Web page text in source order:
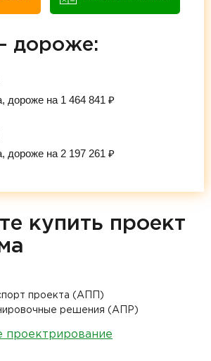
дороже:
дороже на 1 464 841 ₽
дороже на 2 197 261 ₽
купить проект
проекта (АПП)
решения (АПР)
проектрирование